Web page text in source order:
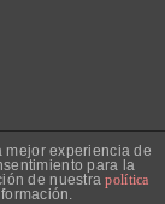
mejor experiencia de
para la
de nuestrapolítica